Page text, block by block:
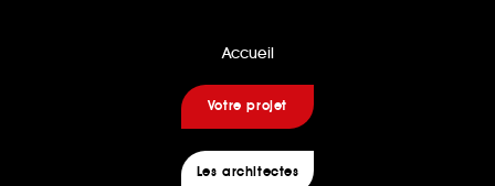
Accueil
Votre projet
Les architectes